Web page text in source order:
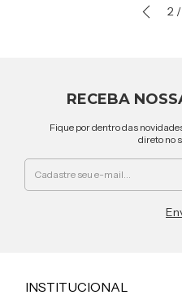
2 /
RECEBA
Fique por dentro das
direto no
INSTITUCIONAL